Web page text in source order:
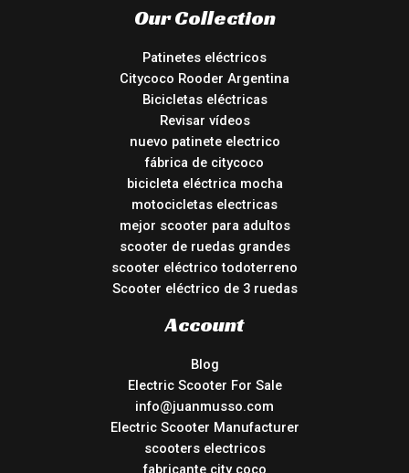
Our Collection
Patinetes eléctricos
Citycoco Rooder Argentina
Bicicletas eléctricas
Revisar vídeos
nuevo patinete electrico
fábrica de citycoco
bicicleta eléctrica mocha
motocicletas electricas
mejor scooter para adultos
scooter de ruedas grandes
scooter eléctrico todoterreno
Scooter eléctrico de 3 ruedas
Account
Blog
Electric Scooter For Sale
info@juanmusso.com
Electric Scooter Manufacturer
scooters electricos
fabricante city coco